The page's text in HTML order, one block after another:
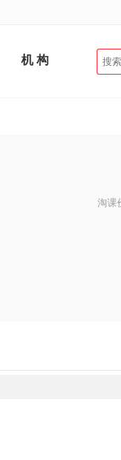
机 构
淘课